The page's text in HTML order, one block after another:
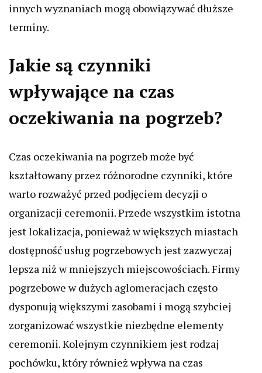
innych wyznaniach mogą obowiązywać dłuższe
terminy.
Jakie są czynniki
wpływające na czas
oczekiwania na pogrzeb?
Czas oczekiwania na pogrzeb może być
kształtowany przez różnorodne czynniki, które
warto rozważyć przed podjęciem decyzji o
organizacji ceremonii. Przede wszystkim istotna
jest lokalizacja, ponieważ w większych miastach
dostępność usług pogrzebowych jest zazwyczaj
lepsza niż w mniejszych miejscowościach. Firmy
pogrzebowe w dużych aglomeracjach często
dysponują większymi zasobami i mogą szybciej
zorganizować wszystkie niezbędne elementy
ceremonii. Kolejnym czynnikiem jest rodzaj
pochówku, który również wpływa na czas